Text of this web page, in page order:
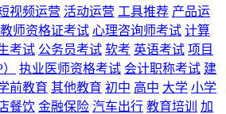
视频运营 活动运营 工具推荐 产品运
教师资格证考试 心理咨询师考试 计算
考试 公务员考试 软考 英语考试 项目
执业医师资格考试 会计职称考试 建
前教育 其他教育 初中 高中 大学 小学
餐饮 金融保险 汽车出行 教育培训
加